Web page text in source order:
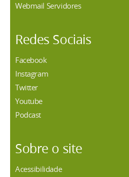
Webmail Servidores
Redes Sociais
Facebook
Instagram
Twitter
Youtube
Podcast
Sobre o site
Acessibilidade